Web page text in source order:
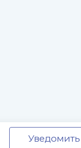
Уведомить